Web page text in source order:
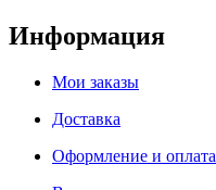
Информация
Мои заказы
Доставка
Оформление и оплата